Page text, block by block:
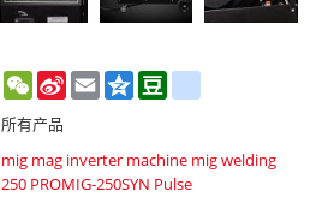
WeChat
Sina
Weibo
Email Qzone
所有产品
mig mag inverter machine mig welding
250 PROMIG-250SYN Pulse